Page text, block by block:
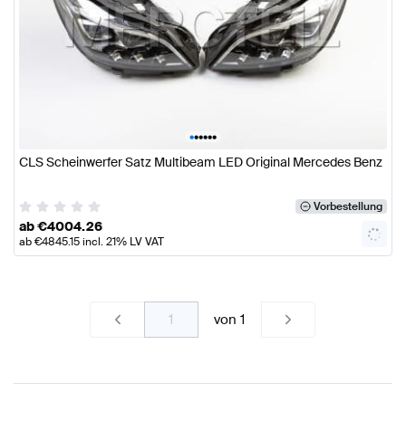
••••••
CLS Scheinwerfer Satz Multibeam LED Original Mercedes Benz
Vorbestellung
ab€4004.26
ab€4845.15incl. 21% LV VAT
von1